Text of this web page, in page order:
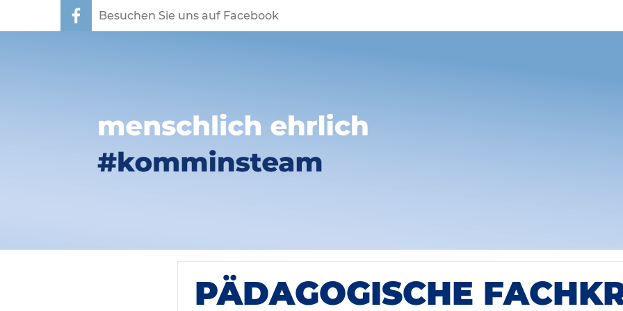
Besuchen Sie uns auf Facebook
PÄDAGOGISCHE